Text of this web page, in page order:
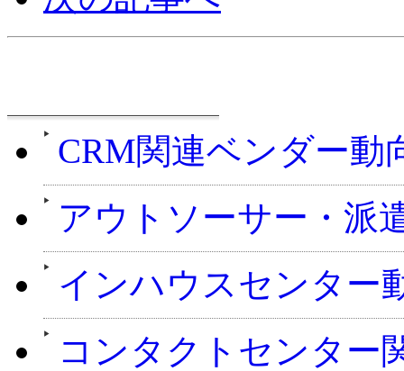
CRM関連ベンダー動
アウトソーサー・派
インハウスセンター
コンタクトセンター